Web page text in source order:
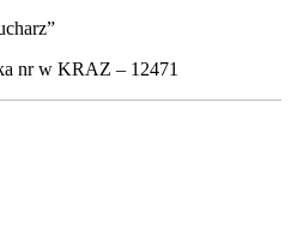
nr w KRAZ – 12471